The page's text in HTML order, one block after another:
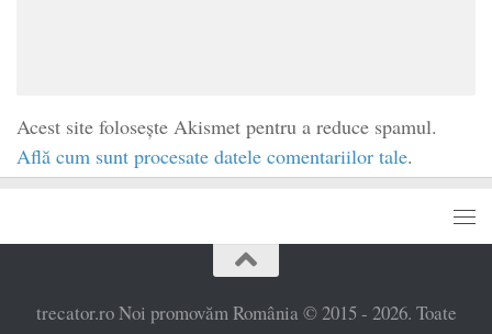
Acest site folosește Akismet pentru a reduce spamul.
Află cum sunt procesate datele comentariilor tale.
trecator.ro Noi promovăm România © 2015 - 2026. Toate